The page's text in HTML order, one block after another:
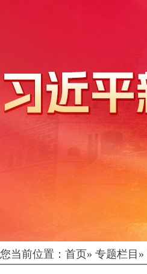
您当前位置： 首页» 专题栏目 »